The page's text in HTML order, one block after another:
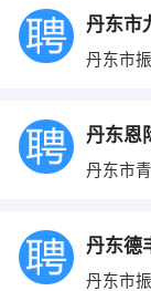
丹东市
丹东市
丹东市
丹东德
丹东市